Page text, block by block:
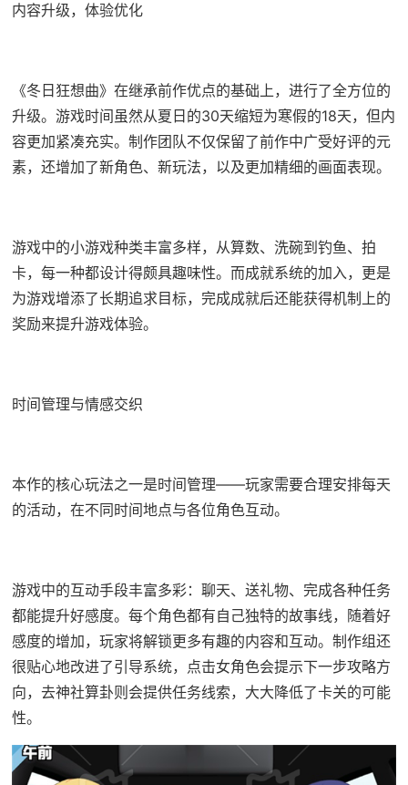
内容升级，体验优化
《冬日狂想曲》在继承前作优点的基础上，进行了全方位的
升级。游戏时间虽然从夏日的30天缩短为寒假的18天，但内
容更加紧凑充实。制作团队不仅保留了前作中广受好评的元
素，还增加了​​新角色、新玩法​​，以及更加精细的画面表现。
游戏中的小游戏种类丰富多样，从算数、洗碗到钓鱼、拍
卡，每一种都设计得颇具趣味性。而​​成就系统的加入​​，更是
为游戏增添了长期追求目标，完成成就后还能获得机制上的
奖励来提升游戏体验。
时间管理与情感交织
本作的核心玩法之一是时间管理——玩家需要合理安排每天
的活动，在不同时间地点与各位角色互动。
游戏中的​​互动手段丰富多彩​​：聊天、送礼物、完成各种任务
都能提升好感度。每个角色都有自己独特的故事线，随着好
感度的增加，玩家将解锁更多有趣的内容和互动。制作组还
很贴心地改进了引导系统，点击女角色会提示下一步攻略方
向，去神社算卦则会提供任务线索，大大降低了卡关的可能
性。